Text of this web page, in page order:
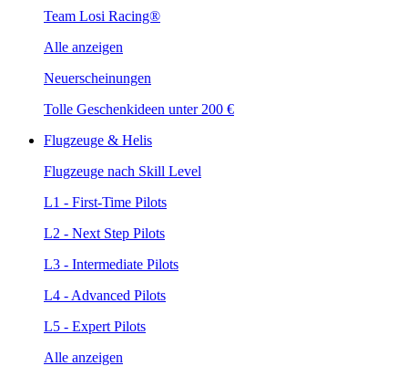
Team Losi Racing®
Alle anzeigen
Neuerscheinungen
Tolle Geschenkideen unter 200 €
Flugzeuge & Helis
Flugzeuge nach Skill Level
L1 - First-Time Pilots
L2 - Next Step Pilots
L3 - Intermediate Pilots
L4 - Advanced Pilots
L5 - Expert Pilots
Alle anzeigen